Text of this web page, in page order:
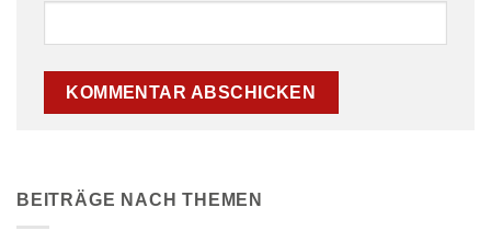
BEITRÄGE NACH THEMEN